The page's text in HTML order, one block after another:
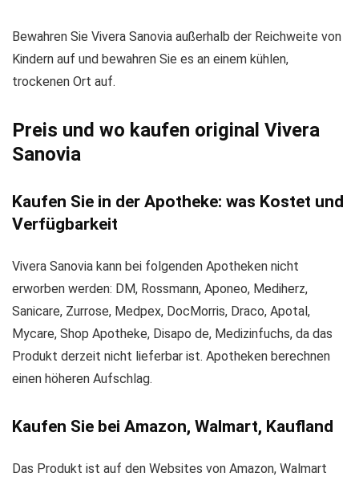
Bewahren Sie Vivera Sanovia außerhalb der Reichweite von
Kindern auf und bewahren Sie es an einem kühlen,
trockenen Ort auf.
Preis und wo kaufen original Vivera
Sanovia
Kaufen Sie in der Apotheke: was Kostet und
Verfügbarkeit
Vivera Sanovia kann bei folgenden Apotheken nicht
erworben werden: DM, Rossmann, Aponeo, Mediherz,
Sanicare, Zurrose, Medpex, DocMorris, Draco, Apotal,
Mycare, Shop Apotheke, Disapo de, Medizinfuchs, da das
Produkt derzeit nicht lieferbar ist. Apotheken berechnen
einen höheren Aufschlag.
Kaufen Sie bei Amazon, Walmart, Kaufland
Das Produkt ist auf den Websites von Amazon, Walmart